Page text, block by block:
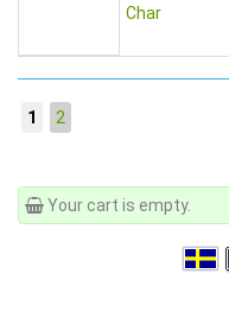
Char
1 2
Your cart is empty.